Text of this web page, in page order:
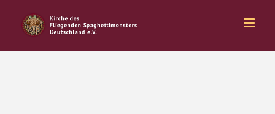
Inhalt
springen